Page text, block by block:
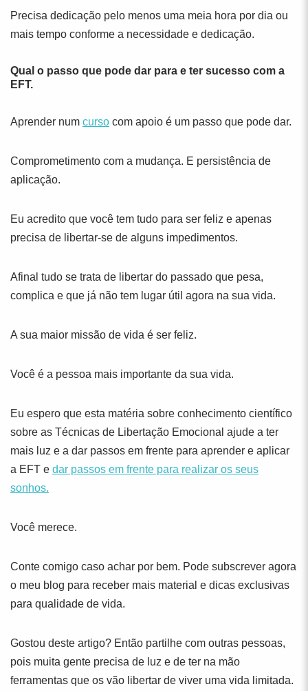
Precisa dedicação pelo menos uma meia hora por dia ou
mais tempo conforme a necessidade e dedicação.
Qual o passo que pode dar para e ter sucesso com a
EFT.
Aprender num curso com apoio é um passo que pode dar.
Comprometimento com a mudança. E persistência de
aplicação.
Eu acredito que você tem tudo para ser feliz e apenas
precisa de libertar-se de alguns impedimentos.
Afinal tudo se trata de libertar do passado que pesa,
complica e que já não tem lugar útil agora na sua vida.
A sua maior missão de vida é ser feliz.
Você é a pessoa mais importante da sua vida.
Eu espero que esta matéria sobre conhecimento científico
sobre as Técnicas de Libertação Emocional ajude a ter
mais luz e a dar passos em frente para aprender e aplicar
a EFT e dar passos em frente para realizar os seus
sonhos.
Você merece.
Conte comigo caso achar por bem. Pode subscrever agora
o meu blog para receber mais material e dicas exclusivas
para qualidade de vida.
Gostou deste artigo? Então partilhe com outras pessoas,
pois muita gente precisa de luz e de ter na mão
ferramentas que os vão libertar de viver uma vida limitada.